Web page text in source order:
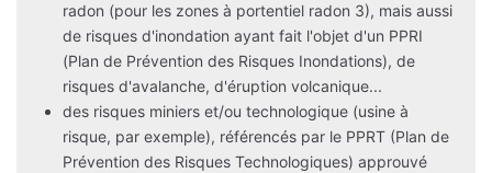
radon (pour les zones à portentiel radon 3), mais aussi
de risques d'inondation ayant fait l'objet d'un PPRI
(Plan de Prévention des Risques Inondations), de
risques d'avalanche, d'éruption volcanique...
des risques miniers et/ou technologique (usine à
risque, par exemple), référencés par le PPRT (Plan de
Prévention des Risques Technologiques) approuvé